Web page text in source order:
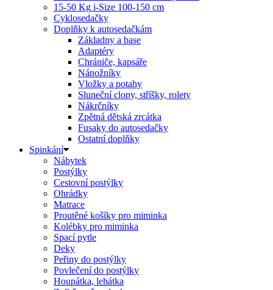
15-50 Kg i-Size 100-150 cm
Cyklosedačky
Doplňky k autosedačkám
Základny a base
Adaptéry
Chrániče, kapsáře
Nánožníky
Vložky a potahy
Sluneční clony, stříšky, rolety
Nákrčníky
Zpětná dětská zrcátka
Fusaky do autosedačky
Ostatní doplňky
Spinkání
Nábytek
Postýlky
Cestovní postýlky
Ohrádky
Matrace
Proutěné košíky pro miminka
Kolébky pro miminka
Spací pytle
Deky
Peřiny do postýlky
Povlečení do postýlky
Houpátka, lehátka